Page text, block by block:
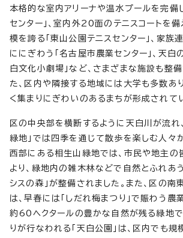
本格的な室内アリーナや温水プールを完備
センター」、室内外20面のテニスコートを
模を誇る「東山公園テニスセンター」、家族
ににぎわう「名古屋市農業センター」、天白
白文化小劇場」など、さまざまな施設も整
た、区内や隣接する地域には大学も多数あ
く集まりにぎわいのあるまちが形成されて
区の中央部を横断するように天白川が流れ
緑地」では四季を通じて散歩を楽しむ人々
西部にある相生山緑地では、市民や地主の
より、緑地内の雑木林などで自然とふれあ
シスの森」が整備されました。また、区の
は、早春には「しだれ梅まつり」で賑わう農
約60ヘクタールの豊かな自然が残る緑地で
りが行なわれる「天白公園」は、区内でも規